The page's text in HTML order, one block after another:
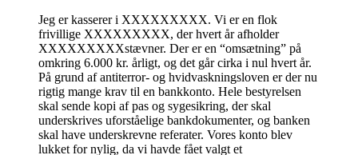
Jeg er kasserer i XXXXXXXXX. Vi er en flok
frivillige XXXXXXXXX, der hvert år afholder
XXXXXXXXXstævner. Der er en “omsætning” på
omkring 6.000 kr. årligt, og det går cirka i nul hvert år.
På grund af antiterror- og hvidvaskningsloven er der nu
rigtig mange krav til en bankkonto. Hele bestyrelsen
skal sende kopi af pas og sygesikring, der skal
underskrives uforståelige bankdokumenter, og banken
skal have underskrevne referater. Vores konto blev
lukket for nylig, da vi havde fået valgt et